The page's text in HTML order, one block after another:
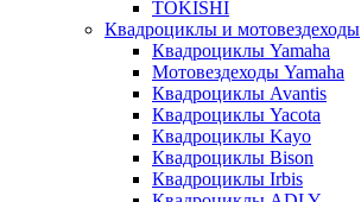
TOKISHI
Квадроциклы и мотовездеходы
Квадроциклы Yamaha
Мотовездеходы Yamaha
Квадроциклы Avantis
Квадроциклы Yacota
Квадроциклы Kayo
Квадроциклы Bison
Квадроциклы Irbis